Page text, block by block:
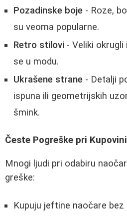
Pozadinske boje - Roze,
su veoma popularne.
Retro stilovi - Veliki
se u modu.
Ukrašene strane - Detalji
ispuna ili geometrijskih
šmink.
Česte Pogreške pri
Mnogi ljudi pri odabiru
greške:
Kupuju jeftine naočare